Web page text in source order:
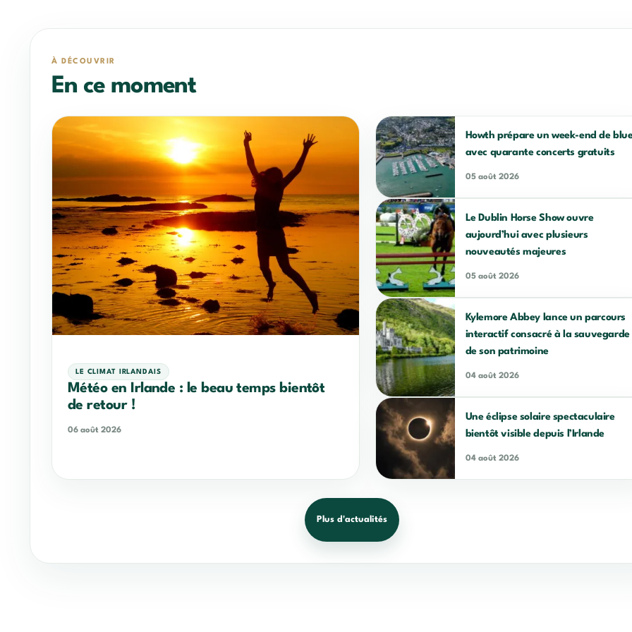
À DÉCOUVRIR
En ce moment
LE CLIMAT IRLANDAIS
Météo en Irlande : le beau temps bientôt
de retour !
06 août 2026
Howth prépare un week-end de
avec quarante concerts gratuits
05 août 2026
Le Dublin Horse Show ouvre
aujourd’hui avec plusieurs
nouveautés majeures
05 août 2026
Kylemore Abbey lance un parcours
interactif consacré à la sauvegarde
de son patrimoine
04 août 2026
Une éclipse solaire spectaculaire
bientôt visible depuis l’Irlande
04 août 2026
Plus d'actualités